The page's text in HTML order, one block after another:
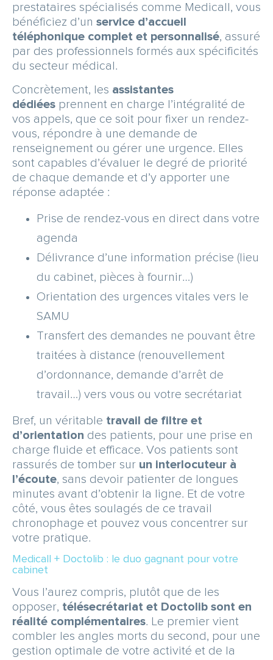
prestataires spécialisés comme Medicall, vous
bénéficiez d’un service d’accueil
téléphonique complet et personnalisé, assuré
par des professionnels formés aux spécificités
du secteur médical.
Concrètement, les assistantes
dédiées prennent en charge l’intégralité de
vos appels, que ce soit pour fixer un rendez-
vous, répondre à une demande de
renseignement ou gérer une urgence. Elles
sont capables d’évaluer le degré de priorité
de chaque demande et d’y apporter une
réponse adaptée :
Prise de rendez-vous en direct dans votre
agenda
Délivrance d’une information précise (lieu
du cabinet, pièces à fournir…)
Orientation des urgences vitales vers le
SAMU
Transfert des demandes ne pouvant être
traitées à distance (renouvellement
d’ordonnance, demande d’arrêt de
travail…) vers vous ou votre secrétariat
Bref, un véritable travail de filtre et
d’orientation des patients, pour une prise en
charge fluide et efficace. Vos patients sont
rassurés de tomber sur un interlocuteur à
l’écoute, sans devoir patienter de longues
minutes avant d’obtenir la ligne. Et de votre
côté, vous êtes soulagés de ce travail
chronophage et pouvez vous concentrer sur
votre pratique.
Medicall + Doctolib : le duo gagnant pour votre
cabinet
Vous l’aurez compris, plutôt que de les
opposer, télésecrétariat et Doctolib sont en
réalité complémentaires. Le premier vient
combler les angles morts du second, pour une
gestion optimale de votre activité et de la